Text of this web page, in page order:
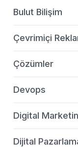
Bulut Bilişim
Çevrimiçi
Çözümler
Devops
Digital
Dijital